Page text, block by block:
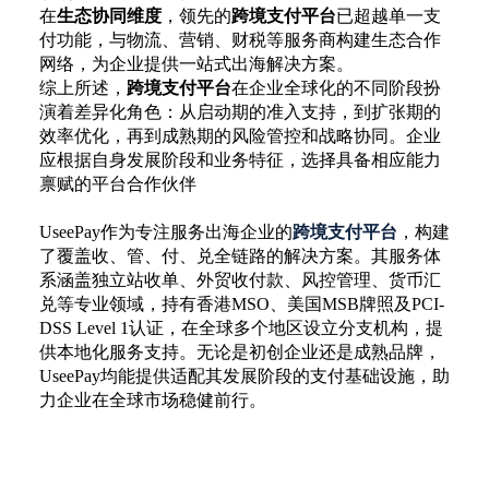
在生态协同维度，领先的跨境支付平台已超越单一支
付功能，与物流、营销、财税等服务商构建生态合作
网络，为企业提供一站式出海解决方案。
综上所述， 跨境支付平台在企业全球化的不同阶段扮
演着差异化角色：从启动期的准入支持，到扩张期的
效率优化，再到成熟期的风险管控和战略协同。企业
应根据自身发展阶段和业务特征，选择具备相应能力
禀赋的平台合作伙伴
UseePay作为专注服务出海企业的跨境支付平台 ，构建
了覆盖收、管、付、兑全链路的解决方案。其服务体
系涵盖独立站收单、外贸收付款、风控管理、货币汇
兑等专业领域，持有香港MSO、美国MSB牌照及PCI-
DSS Level 1认证，在全球多个地区设立分支机构，提
供本地化服务支持。无论是初创企业还是成熟品牌，
UseePay均能提供适配其发展阶段的支付基础设施，助
力企业在全球市场稳健前行。